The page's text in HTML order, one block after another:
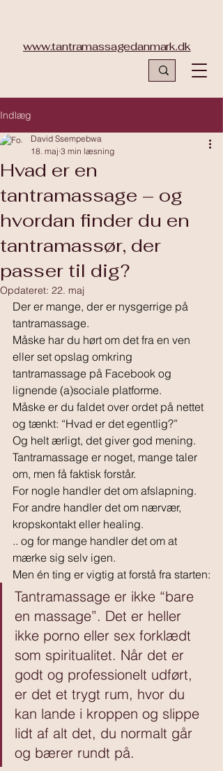
www.tantramassagedanmark.dk
Indlæg
Hvad er en
tantramassage – og
hvordan finder du en
tantramassør, der
passer til dig?
David Ssempebwa
18. maj 3 min læsning
Opdateret: 22. maj
Der er mange, der er nysgerrige på
tantramassage.
Måske har du hørt om det fra en ven
eller set opslag omkring
tantramassage på Facebook og
lignende (a)sociale platforme.
Måske er du faldet over ordet på nettet
og tænkt: “Hvad er det egentlig?”
Og helt ærligt, det giver god mening.
Tantramassage er noget, mange taler
om, men få faktisk forstår.
For nogle handler det om afslapning.
For andre handler det om nærvær,
kropskontakt eller healing.
.. og for mange handler det om at
mærke sig selv igen.
Men én ting er vigtig at forstå fra starten:
Tantramassage er ikke “bare
en massage”. Det er heller
ikke porno eller sex forklædt
som spiritualitet. Når det er
godt og professionelt udført,
er det et trygt rum, hvor du
kan lande i kroppen og slippe
lidt af alt det, du normalt går
og bærer rundt på.